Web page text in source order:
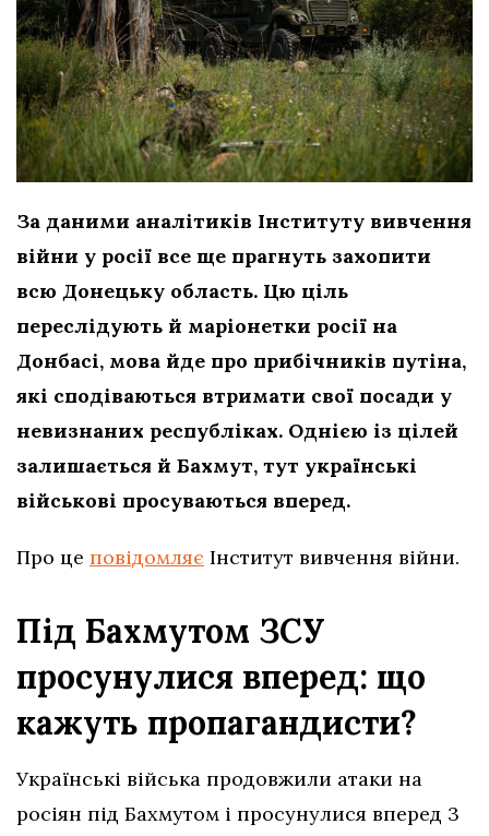
За даними аналітиків Інституту вивчення
війни у росії все ще прагнуть захопити
всю Донецьку область. Цю ціль
переслідують й маріонетки росії на
Донбасі, мова йде про прибічників путіна,
які сподіваються втримати свої посади у
невизнаних республіках. Однією із цілей
залишається й Бахмут, тут українські
військові просуваються вперед.
Про це повідомляє Інститут вивчення війни.
Під Бахмутом ЗСУ
просунулися вперед: що
кажуть пропагандисти?
Українські війська продовжили атаки на
росіян під Бахмутом і просунулися вперед 3